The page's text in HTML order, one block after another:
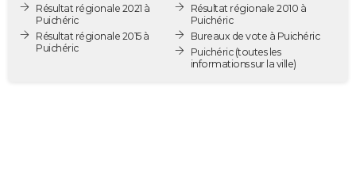
Destinations
City break
Voyage nature
Voyage de noces
Forum
PHOTO
GUIDES D'ACHAT
Résultat régionale 2021 à
Puichéric
Résultat régionale 2015 à
Puichéric
Résultat régionale 2010 à
Puichéric
Bureaux de vote à Puichéric
Puichéric(toutes les
informations sur la ville)